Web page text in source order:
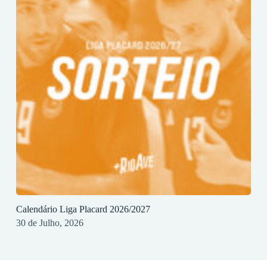
Calendário Liga Placard 2026/2027
30 de Julho, 2026